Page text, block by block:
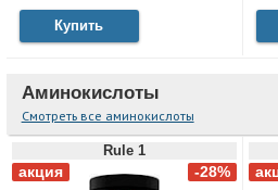
Купить
Аминокислоты
Смотреть все аминокислоты
Rule 1